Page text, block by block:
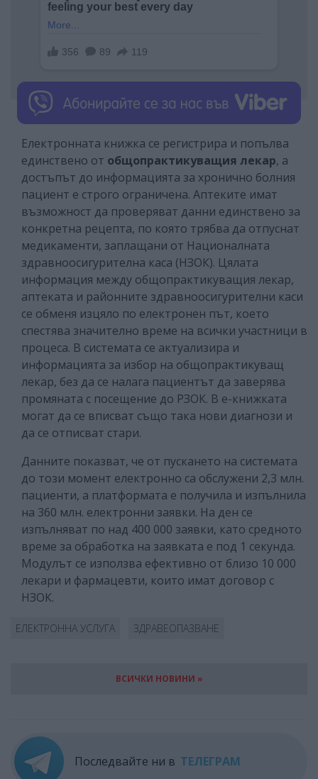
Електронната книжка се регистрира и попълва
единствено от общопрактикуващия лекар, а
достъпът до информацията за хронично болния
пациент е строго ограничена. Аптеките имат
възможност да проверяват данни единствено за
конкретна рецепта, по която трябва да отпуснат
медикаменти, заплащани от Националната
здравноосигурителна каса (НЗОК). Цялата
информация между общопрактикуващия лекар,
аптеката и районните здравноосигурителни каси
се обменя изцяло по електронен път, което
спестява значително време на всички участници в
процеса. В системата се актуализира и
информацията за избор на общопрактикуващ
лекар, без да се налага пациентът да заверява
промяната с посещение до РЗОК. В е-книжката
могат да се вписват също така нови диагнози и
да се отписват стари.
Данните показват, че от пускането на системата
до този момент електронно са обслужени 2,3 млн.
пациенти, а платформата е получила и изпълнила
на 360 млн. електронни заявки. На ден се
изпълняват по над 400 000 заявки, като средното
време за обработка на заявката е под 1 секунда.
Модулът се използва ефективно от близо 10 000
лекари и фармацевти, които имат договор с
НЗОК.
ЕЛЕКТРОННА УСЛУГА ЗДРАВЕОПАЗВАНЕ
ВСИЧКИ НОВИНИ »
Последвайте ни в ТЕЛЕГРАМ